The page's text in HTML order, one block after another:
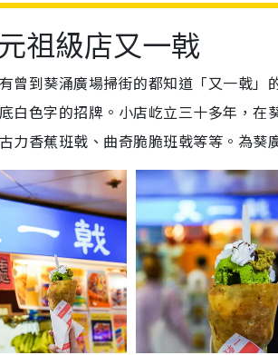
祖級店又一戟
曾到葵涌廣場掃街的都知道「又一戟
白色字的招牌。小店屹立三十多年，
力香蕉班戟、曲奇脆脆班戟等等。為葵